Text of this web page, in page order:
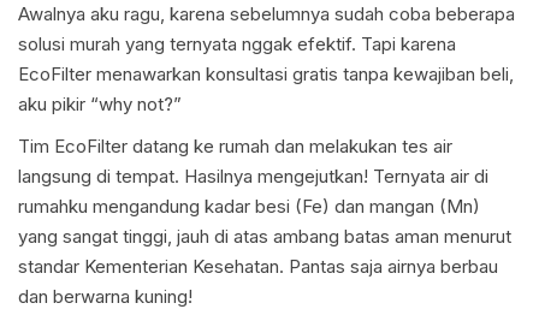
Awalnya aku ragu, karena sebelumnya sudah coba beberapa
solusi murah yang ternyata nggak efektif. Tapi karena
EcoFilter menawarkan konsultasi gratis tanpa kewajiban beli,
aku pikir “why not?”
Tim EcoFilter datang ke rumah dan melakukan tes air
langsung di tempat. Hasilnya mengejutkan! Ternyata air di
rumahku mengandung kadar besi (Fe) dan mangan (Mn)
yang sangat tinggi, jauh di atas ambang batas aman menurut
standar Kementerian Kesehatan. Pantas saja airnya berbau
dan berwarna kuning!